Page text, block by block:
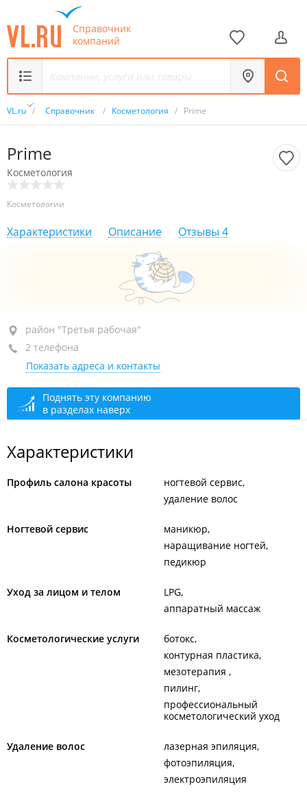
Справочник
компаний
VL.ru / Справочник / Косметология / Prime
Prime
Косметология
Косметологии
Характеристики Описание Отзывы 4
район "Третья рабочая", ул. Тобольская, 11
3-й подъезд, 1-й этаж
+7 953 227-46-34
+7 914 979-33-55
сегодня закрыто
район "Третья рабочая"
2 телефона
Показать адреса и контакты
Поднять эту компанию
в разделах наверх
Характеристики
Профиль салона красоты
ногтевой сервис
удаление волос
Ногтевой сервис
маникюр
наращивание ногтей
педикюр
Уход за лицом и телом
LPG
аппаратный массаж
Косметологические услуги
ботокс
контурная пластика
мезотерапия
пилинг
профессиональный
косметологический уход
Удаление волос
лазерная эпиляция
фотоэпиляция
электроэпиляция